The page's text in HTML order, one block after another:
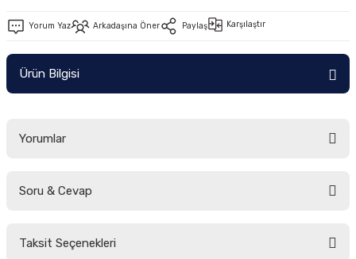
Yorum Yaz Arkadaşına Öner Paylaş Karşılaştır
Ürün Bilgisi
Yorumlar
Soru & Cevap
Taksit Seçenekleri